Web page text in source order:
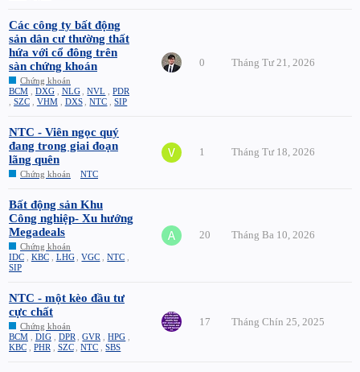
Các công ty bất động
sản dân cư thường thất
hứa với cổ đông trên
sàn chứng khoán
Chứng khoán
BCM
DXG NLG ,NVL ,PDR
SZC VHM DXS ,NTC ,SIP
0 Tháng Tư 21, 2026
NTC - Viên ngọc quý
đang trong giai đoạn
lãng quên
Chứng khoán NTC
1 Tháng Tư 18, 2026
Bất động sản Khu
Công nghiệp- Xu hướng
Megadeals
Chứng khoán
IDC
KBC LHG ,VGC ,NTC
SIP
20 Tháng Ba 10, 2026
NTC - một kèo đầu tư
cực chất
Chứng khoán
BCM
DIG DPR ,GVR ,HPG
KBC
PHR SZC ,NTC ,SBS
17 Tháng Chín 25, 2025